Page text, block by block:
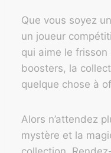
Que vous soyez
un joueur
qui aime le frisson
boosters, la
quelque chose à
Alors n’attendez
mystère et la